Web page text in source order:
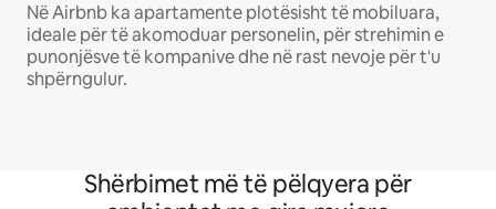
Në Airbnb ka apartamente plotësisht të mobiluara,
ideale për të akomoduar personelin, për strehimin e
punonjësve të kompanive dhe në rast nevoje për t'u
shpërngulur.
Shërbimet më të pëlqyera për